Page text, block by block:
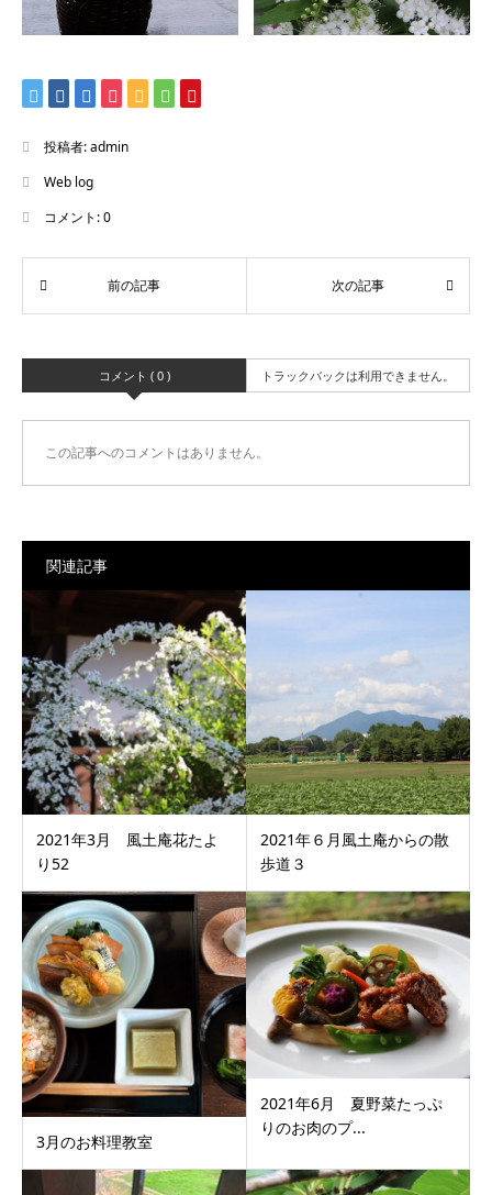
投稿者:admin
Web log
コメント:0
コメント ( 0 ) トラックバックは利用できません。
この記事へのコメントはありません。
関連記事
2021年3月 風土庵花たよ
り52
2021年６月風土庵からの散
歩道３
3月のお料理教室
2021年6月 夏野菜たっぷ
りのお肉のプ...